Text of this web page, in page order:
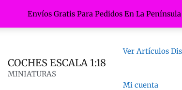
Envíos Gratis Para Pedidos En La
COCHES ESCALA 1:18
MINIATURAS
Ver Artículos
Mi cuenta